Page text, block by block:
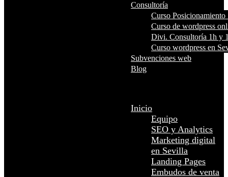
Consultoría
Curso Posicionamiento
Curso de wordpress
Divi. Consultoría 1h y
Curso wordpress en
Subvenciones web
Blog
Inicio
Equipo
SEO y Analytics
Marketing digital
en Sevilla
Landing Pages
Embudos de venta